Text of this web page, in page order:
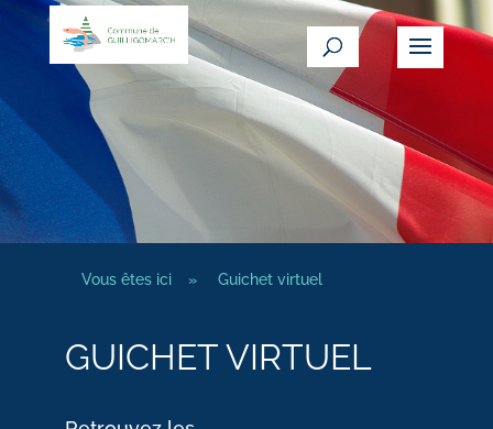
Vous êtes ici » Guichet virtuel
GUICHET VIRTUEL